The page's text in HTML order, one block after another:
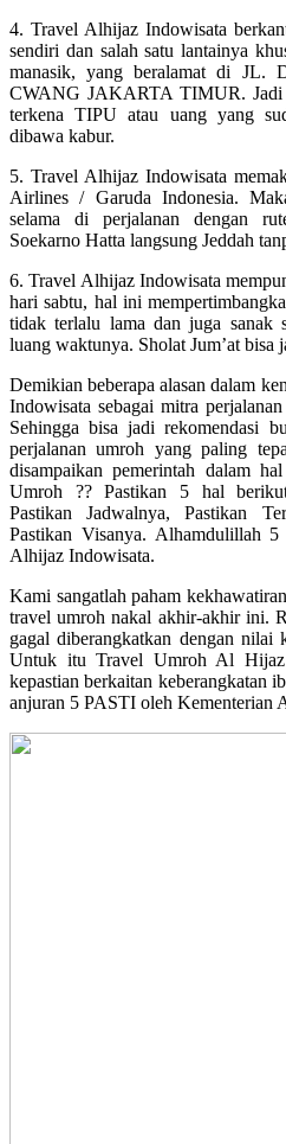
4. Travel Alhijaz Indowisata
sendiri dan salah satu lantainya
manasik, yang beralamat di
CWANG JAKARTA TIMUR. Jadi
terkena TIPU atau uang yang
dibawa kabur.
5. Travel Alhijaz Indowisata
Airlines / Garuda Indonesia.
selama di perjalanan dengan
Soekarno Hatta langsung Jeddah
6. Travel Alhijaz Indowisata
hari sabtu, hal ini
tidak terlalu lama dan juga sanak
luang waktunya. Sholat Jum’at
Demikian beberapa alasan dalam
Indowisata sebagai mitra
Sehingga bisa jadi rekomendasi
perjalanan umroh yang paling
disampaikan pemerintah dalam
Umroh ?? Pastikan 5 hal
Pastikan Jadwalnya, Pastikan
Pastikan Visanya. Alhamdulillah
Alhijaz Indowisata.
Kami sangatlah paham
travel umroh nakal akhir-akhir ini.
gagal diberangkatkan dengan nilai
Untuk itu Travel Umroh Al Hijaz
kepastian berkaitan keberangkatan
anjuran 5 PASTI oleh Kementerian